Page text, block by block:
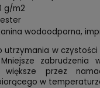
g/m2
wodoodporna,
utrzymania w czystości
zabrudzenia
większe przez
w